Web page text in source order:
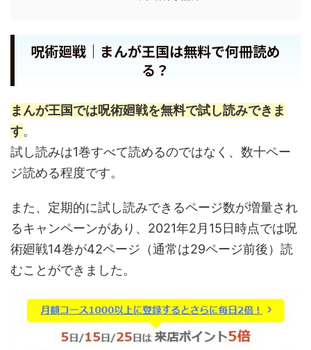
呪術廻戦｜まんが王国は無料で何冊読め
る？
まんが王国では呪術廻戦を無料で試し読みできま
す。
試し読みは1巻すべて読めるのではなく、数十ペー
ジ読める程度です。
また、定期的に試し読みできるページ数が増量され
るキャンペーンがあり、2021年2月15日時点では呪
術廻戦14巻が42ページ（通常は29ページ前後）読
むことができました。